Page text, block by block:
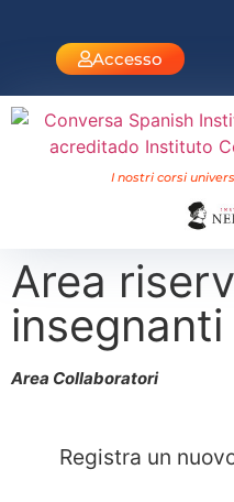
Accesso
I nostri corsi
Area
insegnanti
Area Collaboratori
Registra un